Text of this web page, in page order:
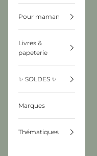
Pour maman
Livres &
papeterie
✨ SOLDES ✨
Marques
Thématiques